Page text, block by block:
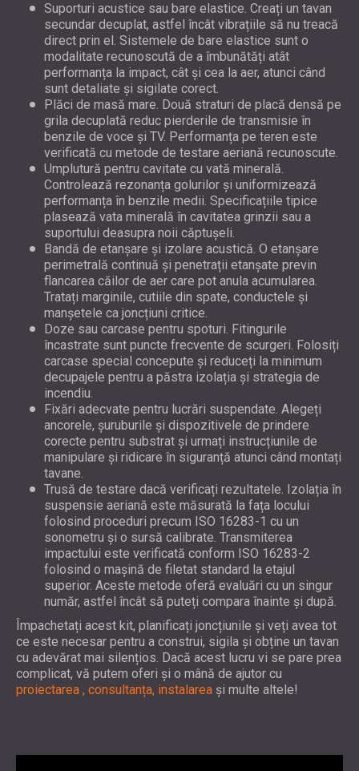
Suporturi acustice sau bare elastice. Creați un tavan
secundar decuplat, astfel încât vibrațiile să nu treacă
direct prin el. Sistemele de bare elastice sunt o
modalitate recunoscută de a îmbunătăți atât
performanța la impact, cât și cea la aer, atunci când
sunt detaliate și sigilate corect.
Plăci de masă mare. Două straturi de placă densă pe
grila decuplată reduc pierderile de transmisie în
benzile de voce și TV. Performanța pe teren este
verificată cu metode de testare aeriană recunoscute.
Umplutură pentru cavitate cu vată minerală.
Controlează rezonanța golurilor și uniformizează
performanța în benzile medii. Specificațiile tipice
plasează vata minerală în cavitatea grinzii sau a
suportului deasupra noii căptușeli.
Bandă de etanșare și izolare acustică. O etanșare
perimetrală continuă și penetrații etanșate previn
flancarea căilor de aer care pot anula acumularea.
Tratați marginile, cutiile din spate, conductele și
manșetele ca joncțiuni critice.
Doze sau carcase pentru spoturi. Fitingurile
încastrate sunt puncte frecvente de scurgeri. Folosiți
carcase special concepute și reduceți la minimum
decupajele pentru a păstra izolația și strategia de
incendiu.
Fixări adecvate pentru lucrări suspendate. Alegeți
ancorele, șuruburile și dispozitivele de prindere
corecte pentru substrat și urmați instrucțiunile de
manipulare și ridicare în siguranță atunci când montați
tavane.
Trusă de testare dacă verificați rezultatele. Izolația în
suspensie aeriană este măsurată la fața locului
folosind proceduri precum ISO 16283-1 cu un
sonometru și o sursă calibrate. Transmiterea
impactului este verificată conform ISO 16283-2
folosind o mașină de filetat standard la etajul
superior. Aceste metode oferă evaluări cu un singur
număr, astfel încât să puteți compara înainte și după.
Împachetați acest kit, planificați joncțiunile și veți avea tot
ce este necesar pentru a construi, sigila și obține un tavan
cu adevărat mai silențios. Dacă acest lucru vi se pare prea
complicat, vă putem oferi și o mână de ajutor cu
proiectarea , consultanța, instalarea și multe altele!